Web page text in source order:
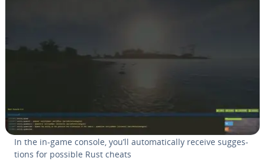
In the in-game console, you’ll au­to­ma­ti­cally receive sugges­
tions for possible Rust cheats